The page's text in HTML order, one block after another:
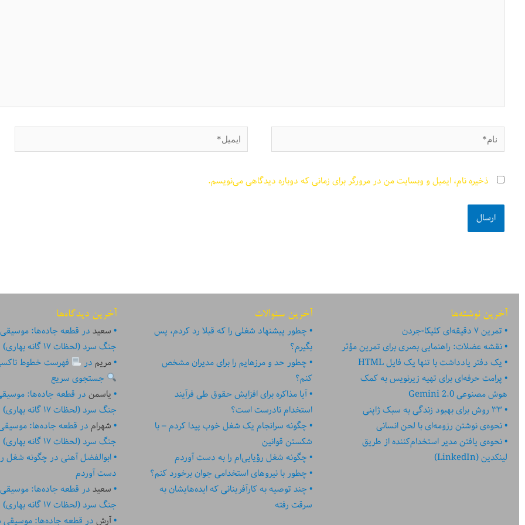
نام* ایمیل*
ذخیره نام، ایمیل و وبسایت من در مرورگر برای زمانی که دوباره دیدگاهی می‌نویسم.
آخرین نوشته‌ها
تمرین ۷ دقیقه‌ای کلیکا-جردن
نقشه عضلات: راهنمایی بصری برای تمرین مؤثر
یک دفتر یادداشت با تنها یک فایل HTML
پرامت حرفه‌ای برای تهیه زیرنویس به کمک
هوش مصنوعی Gemini 2.0
۳۳ روش برای بهبود زندگی به سبک ژاپنی
نحوه‌ی نوشتن رزومه‌ای با لحن انسانی
نحوه‌ی یافتن مدیر استخدام‌کننده از طریق
لینکدین (LinkedIn)
آخرین سئوالات
چطور پیشنهاد شغلی را که قبلا رد کردم، پس
بگیرم؟
چطور حد و مرزهایم را برای مدیران مشخص
کنم؟
آیا مذاکره برای افزایش حقوق طی فرآیند
استخدام نادرست است؟
چگونه سرانجام یک شغل خوب پیدا کردم – با
شکستن قوانین
چگونه شغل رؤیایی‌ام را به دست آوردم
چطور با نیروهای استخدامی جوان برخورد کنم؟
چند توصیه به کارآفرینانی که ایده‏‏‌‏‏‌هایشان به
سرقت رفته
آخرین دیدگاه‌ها
سعیددرقطعه جاده‌ها:
جنگ سرد (لحظات ۱۷ گانه بهاری)
مریمدر
فهرست خطوط تاکسی
جستجوی سریع
یاسمندرقطعه جاده‌ها:
جنگ سرد (لحظات ۱۷ گانه بهاری)
شهرامدرقطعه جاده‌ها:
جنگ سرد (لحظات ۱۷ گانه بهاری)
ابوالفضل آهنیدرچگونه شغل
دست آوردم
سعیددرقطعه جاده‌ها:
جنگ سرد (لحظات ۱۷ گانه بهاری)
آرشدرقطعه جاده‌ها: موسیقی